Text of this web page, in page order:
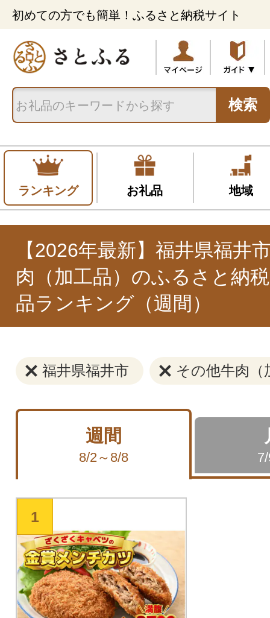
初めての方でも簡単！ふるさと納税サイト
検索
ランキング お礼品 地域
【2026年最新】福井県福井
肉（加工品）のふるさと納
品ランキング（週間）
福井県福井市 その他牛肉（
週間
8/2～8/8
1